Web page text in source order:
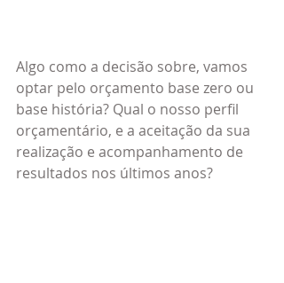
Algo como a decisão sobre, vamos
optar pelo orçamento base zero ou
base história? Qual o nosso perfil
orçamentário, e a aceitação da sua
realização e acompanhamento de
resultados nos últimos anos?